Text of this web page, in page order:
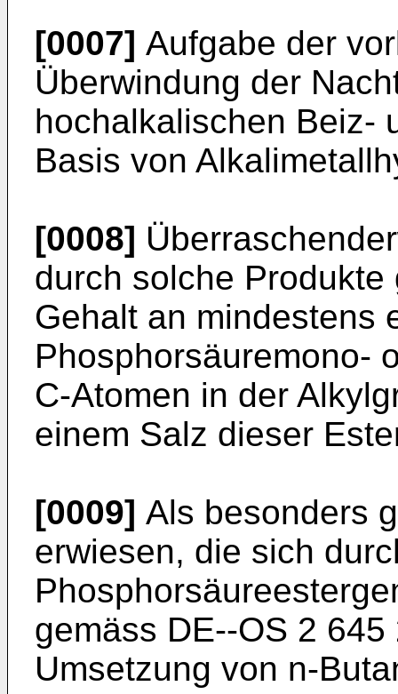
[0007] Aufgabe der
Überwindung der
hochalkalischen Beiz-
Basis von
[0008]
durch solche
Gehalt an mindestens
Phosphorsäuremono-
C-Atomen in der
einem Salz dieser
[0009] Als besonders
erwiesen, die sich
gemäss DE--OS 2
Umsetzung von n-